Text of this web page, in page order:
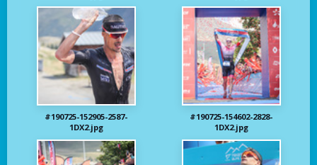
#190725-152905-2587-
1DX2.jpg
#190725-154602-2828-
1DX2.jpg